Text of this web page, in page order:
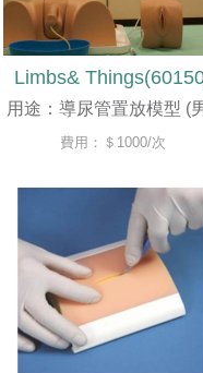
Limbs&
用途：導尿管置放模型 (
費用：＄1000/次